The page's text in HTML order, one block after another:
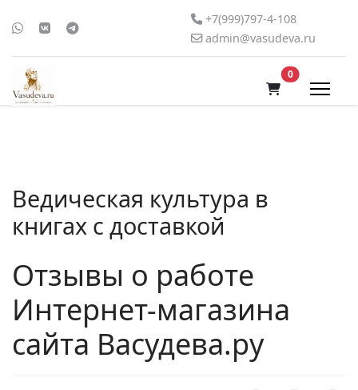
+7(999)797-4-108
admin@vasudeva.ru
0В корзину
Ведическая культура в
книгах с доставкой
Отзывы о работе
Интернет-магазина
сайта Васудева.ру